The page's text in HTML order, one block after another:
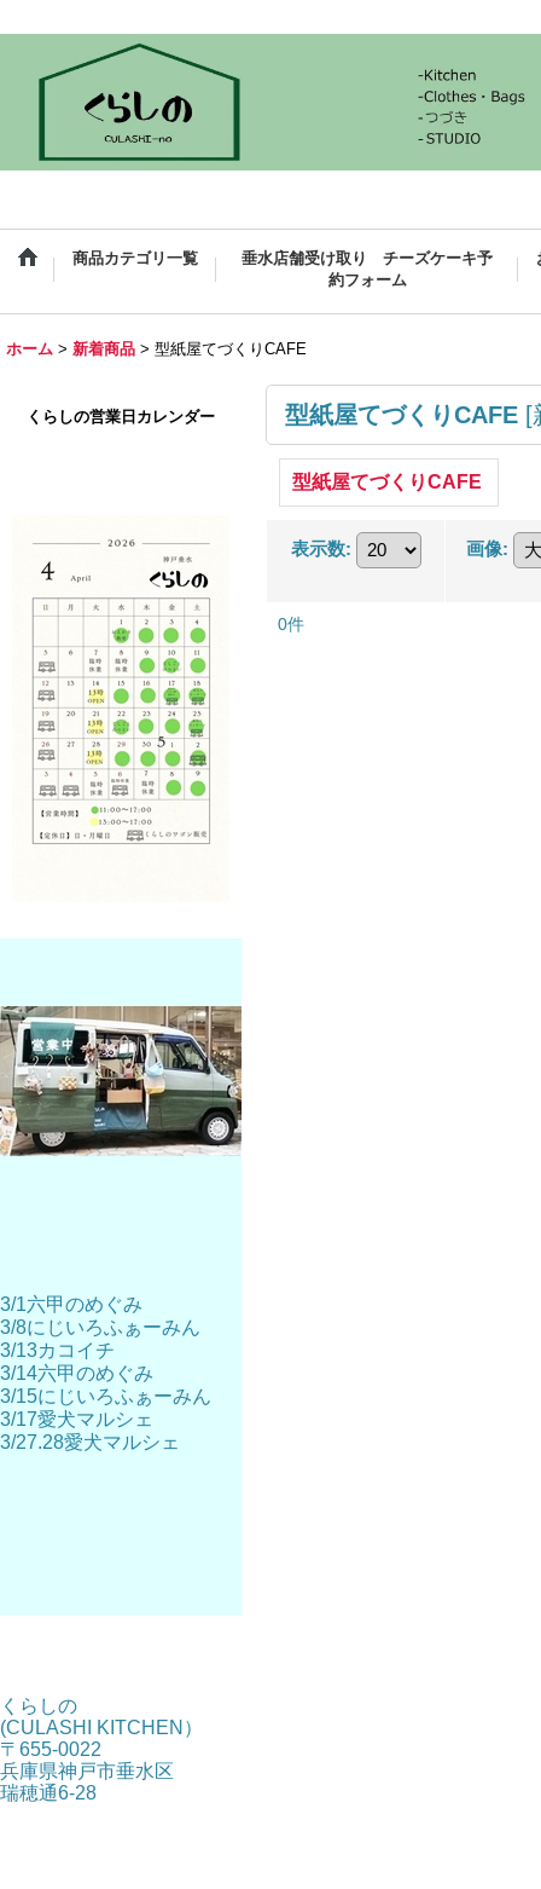
商品カテゴリ一覧
垂水店舗受け取り チーズケーキ予
約フォーム
ホーム > 新着商品 > 型紙屋てづくりCAFE
くらしの営業日カレンダー
3/1六甲のめぐみ
3/8にじいろふぁーみん
3/13カコイチ
3/14六甲のめぐみ
3/15にじいろふぁーみん
3/17愛犬マルシェ
3/27.28愛犬マルシェ
くらしの
(CULASHI KITCHEN）
〒655-0022
兵庫県神戸市垂水区
瑞穂通6-28
型紙屋てづくりCAFE [
型紙屋てづくりCAFE
表示数: 画像:
0件